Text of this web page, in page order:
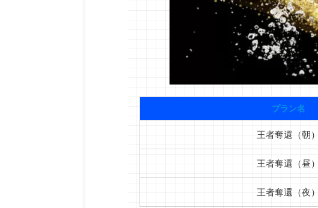
プラン名
王者奪還（朝）
王者奪還（昼）
王者奪還（夜）